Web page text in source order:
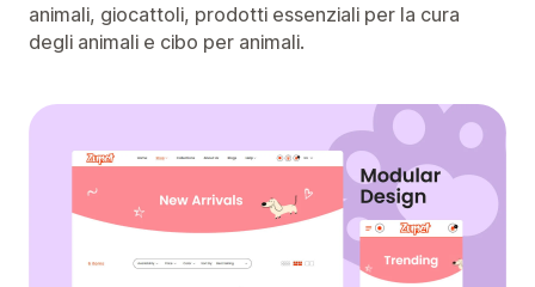
animali, giocattoli, prodotti essenziali per la cura
degli animali e cibo per animali.